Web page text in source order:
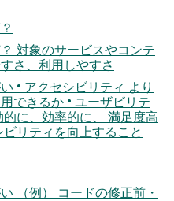
対象のサービスやコンテ
さ、利用しやすさ
• アクセシビリティ より
できるか • ユーザビリテ
に、効率的に、 満足度高
リティを向上すること
（例） コードの修正前・